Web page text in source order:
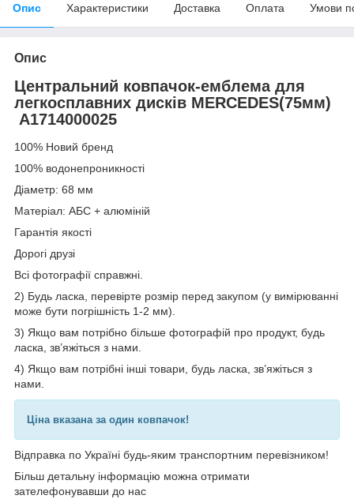
Опис Характеристики Доставка Оплата Умови
Опис
Центральний ковпачок-емблема для
легкосплавних дисків MERCEDES(75мм)
A1714000025
100% Новий бренд
100% водонепроникності
Діаметр: 68 мм
Матеріал: АБС + алюміній
Гарантія якості
Дорогі друзі
Всі фотографії справжні.
2) Будь ласка, перевірте розмір перед закупом (у вимірюванні
може бути погрішність 1-2 мм).
3) Якщо вам потрібно більше фотографій про продукт, будь
ласка, зв’яжіться з нами.
4) Якщо вам потрібні інші товари, будь ласка, зв’яжіться з
нами.
Ціна вказана за один ковпачок!
Відправка по Україні будь-яким транспортним перевізником!
Більш детальну інформацію можна отримати
зателефонувавши до нас